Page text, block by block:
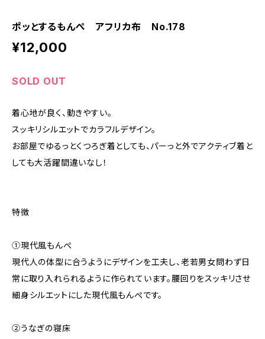
ポッとするもんぺ アフリカ布 No.178
¥12,000
SOLD OUT
着心地が良く、動きやすい。
スッキリシルエットでカラフルデザイン。
お部屋でゆるっとくつろぎ着としても、パーっと外でアクティブ着と
しても大活躍間違いなし！
特徴
①現代風もんぺ
現代人の体型に合うようにデザインを工夫し、老若男女問わず日
常に取り入れられるように作られています。腰回りをスッキリさせ
細身シルエットにした現代風もんぺです。
②うなぎの寝床